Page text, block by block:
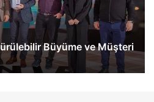
Büyüme ve Müşteri